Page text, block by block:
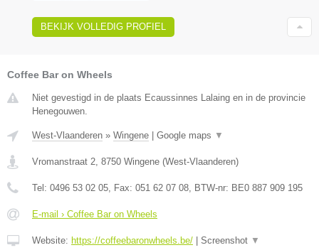
BEKIJK VOLLEDIG PROFIEL
Coffee Bar on Wheels
Niet gevestigd in de plaats Ecaussinnes Lalaing en in de provincie
Henegouwen.
West-Vlaanderen » Wingene | Google maps ▼
Vromanstraat 2 8750 Wingene (West-Vlaanderen)
Tel: 0496 53 02 05 , Fax: 051 62 07 08 , BTW-nr: BE0 887 909 195
E-mail › Coffee Bar on Wheels
Website: https://coffeebaronwheels.be/ | Screenshot ▼